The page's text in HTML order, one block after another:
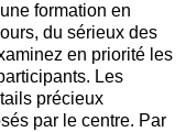
formation en
du sérieux des
en priorité les
Les
précieux
par le centre. Par